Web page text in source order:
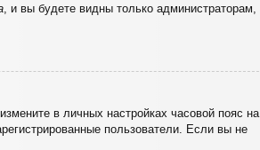
, и вы будете видны только администраторам,
в личных настройках часовой пояс на
пользователи. Если вы не